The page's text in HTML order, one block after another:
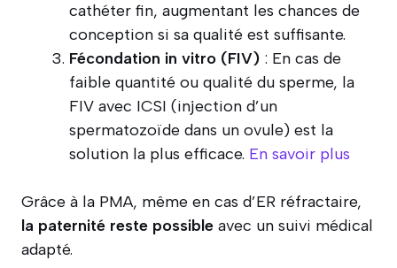
cathéter fin, augmentant les chances de
conception si sa qualité est suffisante.
Fécondation in vitro (FIV) : En cas de
faible quantité ou qualité du sperme, la
FIV avec ICSI (injection d’un
spermatozoïde dans un ovule) est la
solution la plus efficace. En savoir plus
Grâce à la PMA, même en cas d’ER réfractaire,
la paternité reste possible avec un suivi médical
adapté.